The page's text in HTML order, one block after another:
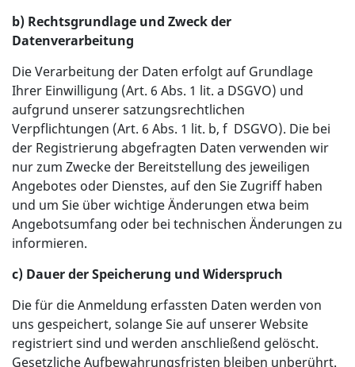
b) Rechtsgrundlage und Zweck der
Datenverarbeitung
Die Verarbeitung der Daten erfolgt auf Grundlage
Ihrer Einwilligung (Art. 6 Abs. 1 lit. a DSGVO) und
aufgrund unserer satzungsrechtlichen
Verpflichtungen (Art. 6 Abs. 1 lit. b, f DSGVO). Die bei
der Registrierung abgefragten Daten verwenden wir
nur zum Zwecke der Bereitstellung des jeweiligen
Angebotes oder Dienstes, auf den Sie Zugriff haben
und um Sie über wichtige Änderungen etwa beim
Angebotsumfang oder bei technischen Änderungen zu
informieren.
c) Dauer der Speicherung und Widerspruch
Die für die Anmeldung erfassten Daten werden von
uns gespeichert, solange Sie auf unserer Website
registriert sind und werden anschließend gelöscht.
Gesetzliche Aufbewahrungsfristen bleiben unberührt.